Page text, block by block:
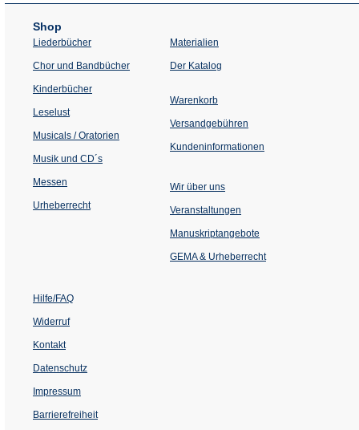
Shop
Liederbücher
Chor und Bandbücher
Kinderbücher
Leselust
Musicals / Oratorien
Musik und CD´s
Messen
Urheberrecht
Materialien
Der Katalog
Warenkorb
Versandgebühren
Kundeninformationen
Wir über uns
Veranstaltungen
einem
Tab)
Manuskriptangebote
GEMA & Urheberrecht
Hilfe/FAQ
Widerruf
Kontakt
Datenschutz
Impressum
Barrierefreiheit